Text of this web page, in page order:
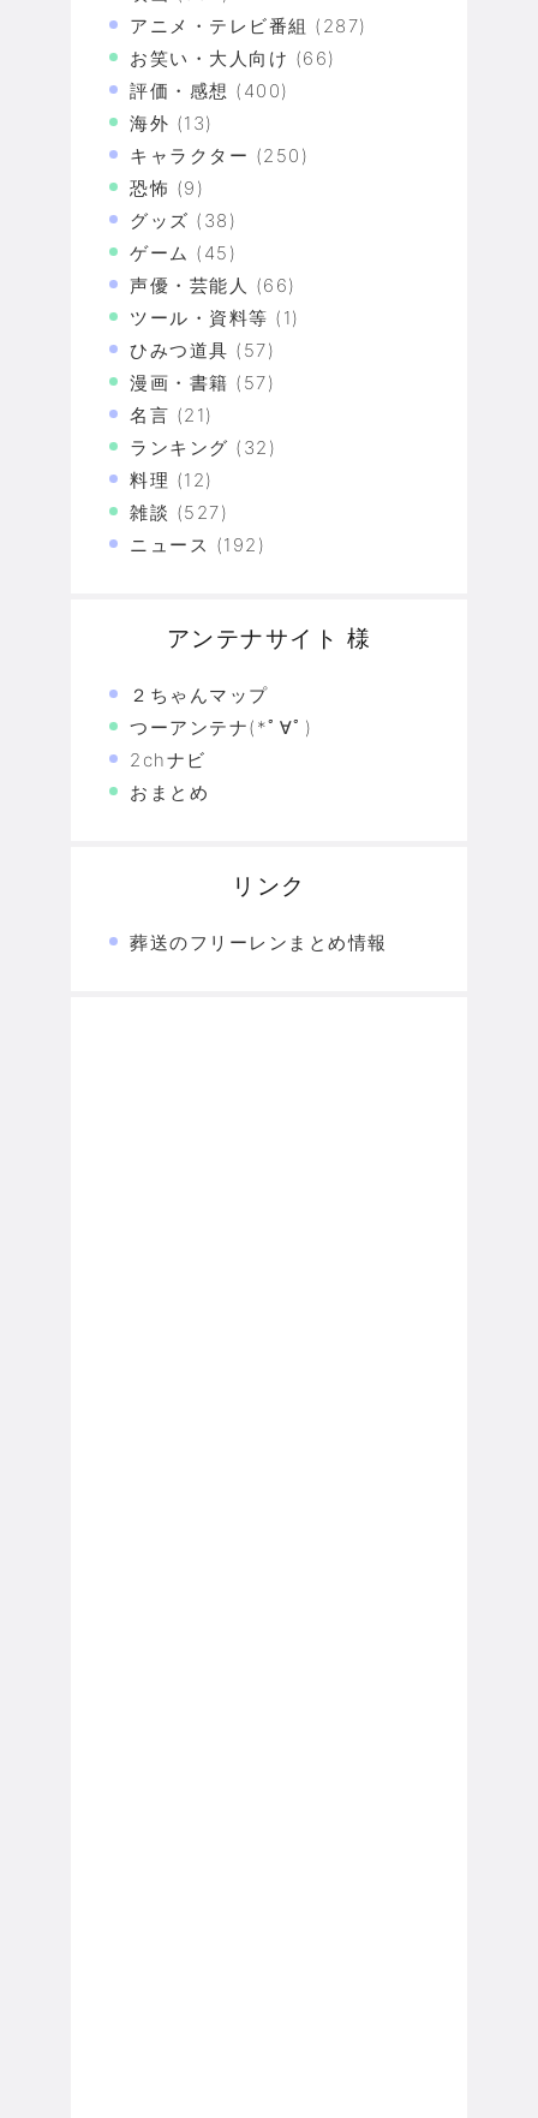
アニメ・テレビ番組 (287)
お笑い・大人向け (66)
評価・感想 (400)
海外 (13)
キャラクター (250)
恐怖 (9)
グッズ (38)
ゲーム (45)
声優・芸能人 (66)
ツール・資料等 (1)
ひみつ道具 (57)
漫画・書籍 (57)
名言 (21)
ランキング (32)
料理 (12)
雑談 (527)
ニュース (192)
アンテナサイト 様
２ちゃんマップ
つーアンテナ(*ﾟ∀ﾟ)
2chナビ
おまとめ
リンク
葬送のフリーレンまとめ情報